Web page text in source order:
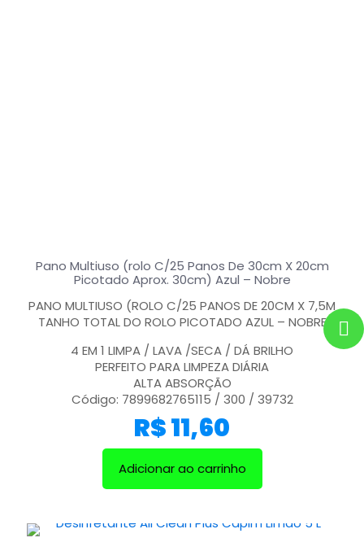
Pano Multiuso (rolo C/25 Panos De 30cm X 20cm
Picotado Aprox. 30cm) Azul – Nobre
PANO MULTIUSO (ROLO C/25 PANOS DE 20CM X 7,5M
TANHO TOTAL DO ROLO PICOTADO AZUL – NOBRE
4 EM 1 LIMPA / LAVA /SECA / DÁ BRILHO
PERFEITO PARA LIMPEZA DIÁRIA
ALTA ABSORÇÃO
Código: 7899682765115 / 300 / 39732
R$11,60
Adicionar ao carrinho